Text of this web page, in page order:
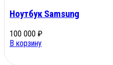
Ноутбук Samsung
100 000 ₽
В корзину